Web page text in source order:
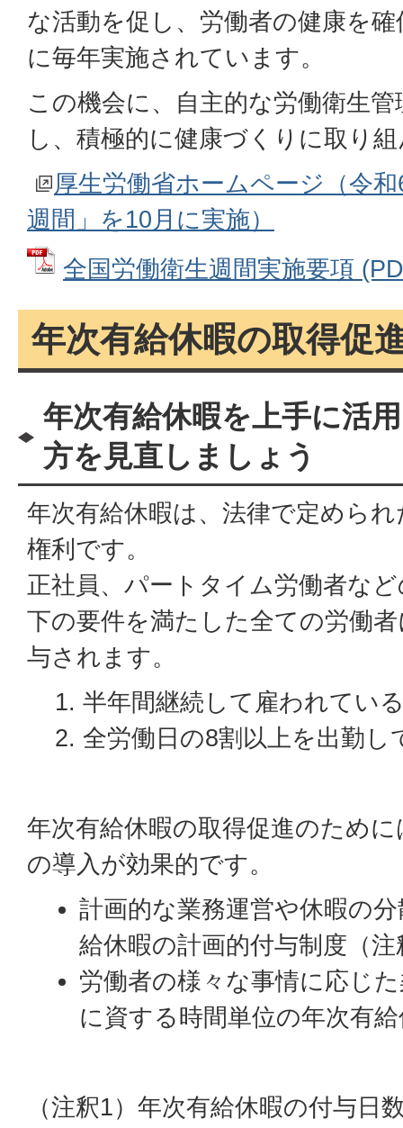
な活動を促し、労働者の健康を
に毎年実施されています。
この機会に、自主的な労働衛生
し、積極的に健康づくりに取り
厚生労働省ホームページ（令
週間」を10月に実施）
全国労働衛生週間実施要項
年次有給休暇の取得促
年次有給休暇を上手に活
方を見直しましょう
年次有給休暇は、法律で定めら
権利です。
正社員、パートタイム労働者な
下の要件を満たした全ての労働
与されます。
半年間継続して雇われてい
全労働日の8割以上を出勤し
年次有給休暇の取得促進のため
の導入が効果的です。
計画的な業務運営や休暇の
給休暇の計画的付与制度（注
労働者の様々な事情に応じ
に資する時間単位の年次有
（注釈1）年次有給休暇の付与日